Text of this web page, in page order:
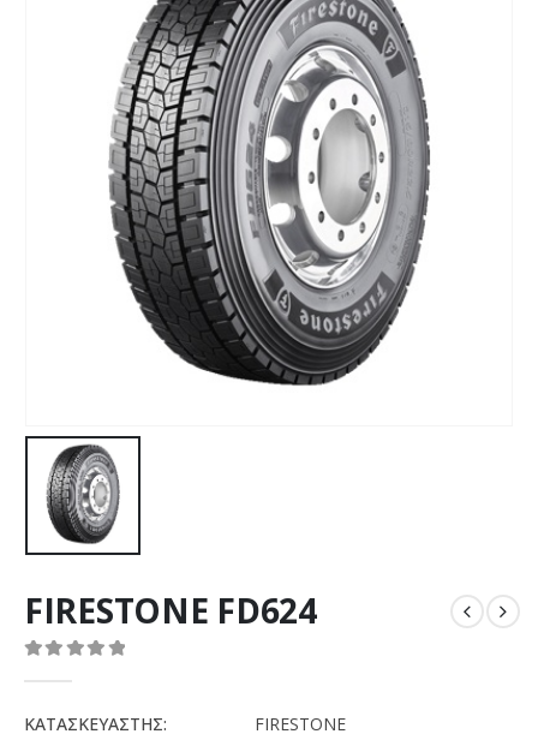
FIRESTONE FD624
ΚΑΤΑΣΚΕΥΑΣΤΗΣ:
FIRESTONE